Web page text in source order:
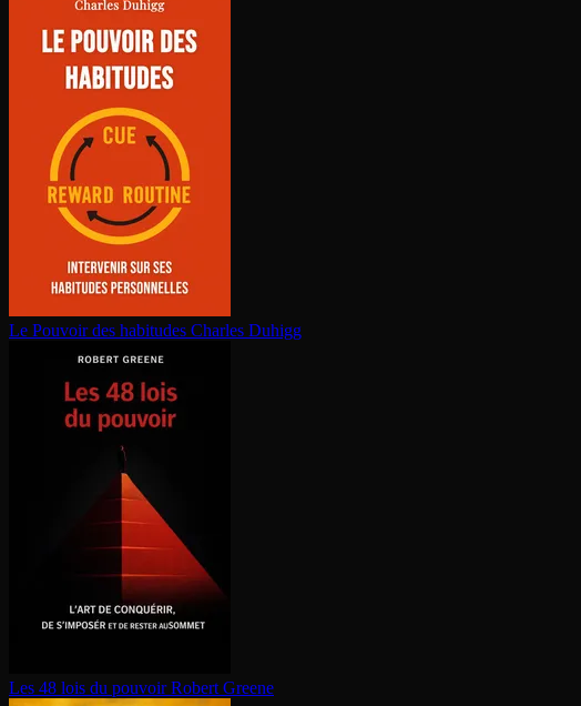
Le Pouvoir des habitudes Charles Duhigg
Les 48 lois du pouvoir Robert Greene